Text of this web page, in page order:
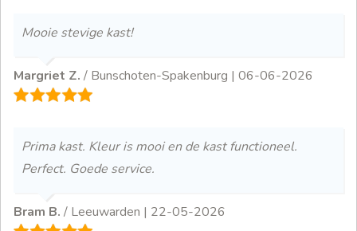
Mooie stevige kast!
Margriet Z. / Bunschoten-Spakenburg | 06-06-2026
Prima kast. Kleur is mooi en de kast functioneel.
Perfect. Goede service.
Bram B. / Leeuwarden | 22-05-2026